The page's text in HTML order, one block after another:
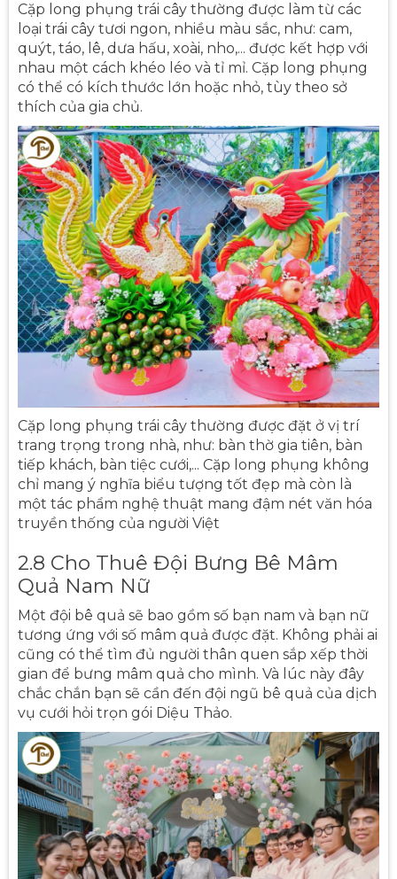
Cặp long phụng trái cây thường được làm từ các
loại trái cây tươi ngon, nhiều màu sắc, như: cam,
quýt, táo, lê, dưa hấu, xoài, nho,... được kết hợp với
nhau một cách khéo léo và tỉ mỉ. Cặp long phụng
có thể có kích thước lớn hoặc nhỏ, tùy theo sở
thích của gia chủ.
Cặp long phụng trái cây thường được đặt ở vị trí
trang trọng trong nhà, như: bàn thờ gia tiên, bàn
tiếp khách, bàn tiệc cưới,... Cặp long phụng không
chỉ mang ý nghĩa biểu tượng tốt đẹp mà còn là
một tác phẩm nghệ thuật mang đậm nét văn hóa
truyền thống của người Việt
2.8 Cho Thuê Đội Bưng Bê Mâm
Quả Nam Nữ
Một đội bê quả sẽ bao gồm số bạn nam và bạn nữ
tương ứng với số mâm quả được đặt. Không phải ai
cũng có thể tìm đủ người thân quen sắp xếp thời
gian để bưng mâm quả cho mình. Và lúc này đây
chắc chắn bạn sẽ cần đến đội ngũ bê quả của dịch
vụ cưới hỏi trọn gói Diệu Thảo.